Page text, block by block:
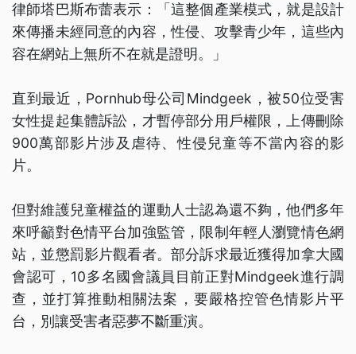
律師塔巴斯布蕾表示：「這整個產業模式，就是設計
來傳播未經同意的內容，性侵、攻擊青少年，這些內
容在網站上無所不在就是證明。」
直到最近，Pornhub母公司Mindgeek，被50位受害
女性提起集體訴訟，才暫停部分用戶權限，上傳刪除
900萬部影片涉及虐待、性侵兒童等不當內容的影
片。
但對維護兒童權益的運動人士認為還不夠，他們多年
來呼籲對色情平台加強監管，限制年輕人瀏覽情色網
站，並懲罰影片觀看者。部分訴求最近獲得加拿大國
會認可，10多名國會議員目前正對Mindgeek進行調
查，並打算推動相關法案，要嚴格控管色情影片平
台，別讓受害者惡夢不斷重演。